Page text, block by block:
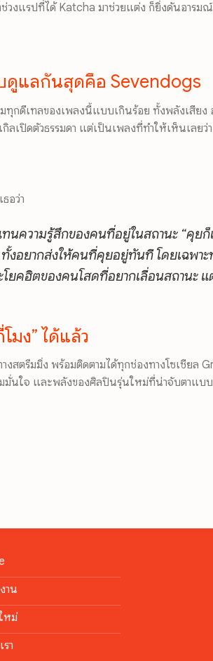
วงแรปที่ได้ Katcha มาช่วยแต่ง ก็ยิ่งดันอาร
แลกันสุดคือ Sevendogs
มทุกดีเทลของเพลงนี้แบบเกินร้อย ทั้งพลังเสีย
เปิดตัวธรรมดา แต่เป็นเพลงที่ทำให้เห็นเลยว่
อว่า
ความรู้สึกของคนที่อยู่ในสถานะ “คุยก็
งอยากส่งให้คนที่คุยอยู่ทันที โดยเฉพา
ยคฮิตของคนโสดที่อยากเลื่อนสถานะ แ
มง” ได้แล้ว
สตรีมมิ่ง พร้อมติดตามได้ทุกช่องทางโซเชียล
มั่นใจ และพลังของศิลปินรุ่นใหม่ที่น่าจับตาแบ
าน
หม่
า